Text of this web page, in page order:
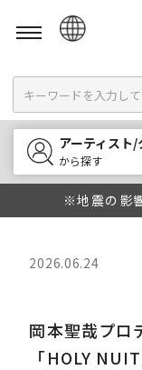
English
한국어
中文
アーティスト/
から探す
※地震の影
2026.06.24
岡本聖哉プロ
「HOLY